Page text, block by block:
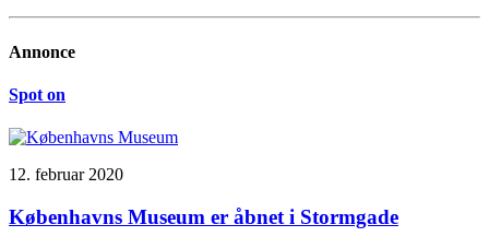
Annonce
Spot on
12. februar 2020
Københavns Museum er åbnet i Stormgade